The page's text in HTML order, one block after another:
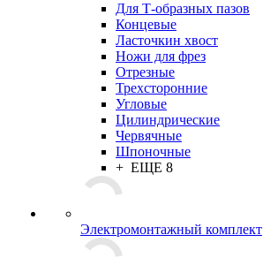
Для Т-образных пазов
Концевые
Ласточкин хвост
Ножи для фрез
Отрезные
Трехсторонние
Угловые
Цилиндрические
Червячные
Шпоночные
+ ЕЩЕ 8
Электромонтажный комплект